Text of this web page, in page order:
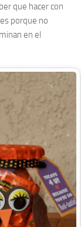
que hacer con
porque no
en el